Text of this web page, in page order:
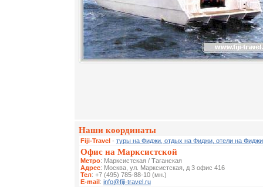
Наши координаты
Fiji-Travel - туры на Фиджи, отдых на Фиджи, отели на
Офис на Марксистской
Метро: Марксистская / Таганская
Адрес: Москва, ул. Марксистская, д 3 офис 416
Тел: +7 (495) 785-88-10 (мн.)
E-mail: info@fiji-travel.ru